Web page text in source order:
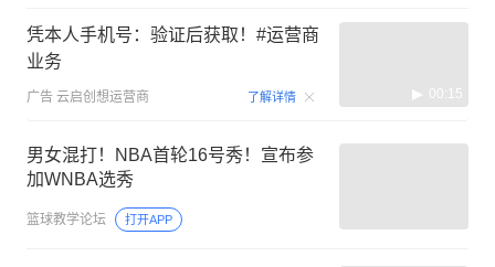
凭本人手机号：验证后获取！#运营商
业务
广告 云启创想运营商 了解详情 00:15
男女混打！NBA首轮16号秀！宣布参
加WNBA选秀
篮球教学论坛 打开APP